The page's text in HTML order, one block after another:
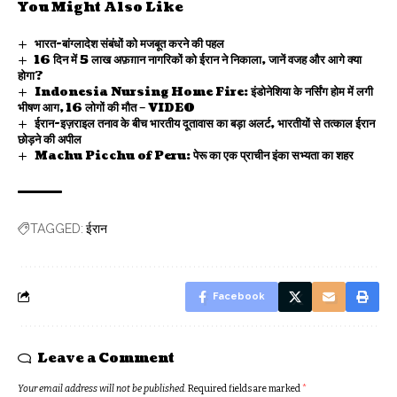
You Might Also Like
भारत-बांग्लादेश संबंधों को मजबूत करने की पहल
16 दिन में 5 लाख अफ़ग़ान नागरिकों को ईरान ने निकाला, जानें वजह और आगे क्या
होगा?
Indonesia Nursing Home Fire: इंडोनेशिया के नर्सिंग होम में लगी
भीषण आग, 16 लोगों की मौत – VIDEO
ईरान-इज़राइल तनाव के बीच भारतीय दूतावास का बड़ा अलर्ट, भारतीयों से तत्काल ईरान
छोड़ने की अपील
Machu Picchu of Peru: पेरू का एक प्राचीन इंका सभ्यता का शहर
TAGGED: ईरान
Facebook
Leave a Comment
Your email address will not be published.Required fields are marked*